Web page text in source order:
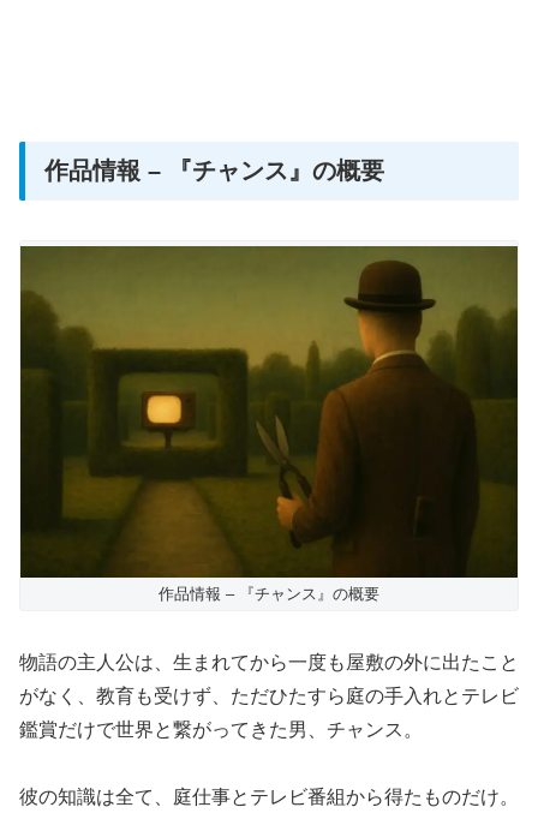
作品情報 – 『チャンス』の概要
作品情報 – 『チャンス』の概要
物語の主人公は、生まれてから一度も屋敷の外に出たこと
がなく、教育も受けず、ただひたすら庭の手入れとテレビ
鑑賞だけで世界と繋がってきた男、チャンス。
彼の知識は全て、庭仕事とテレビ番組から得たものだけ。